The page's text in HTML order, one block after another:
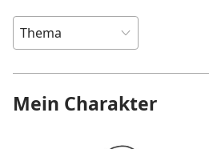
Mein Charakter